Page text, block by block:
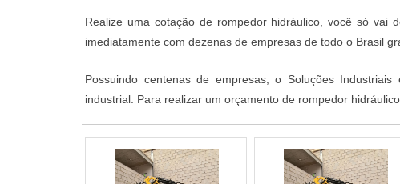
Realize uma cotação de rompedor hidráulico, você só vai
imediatamente com dezenas de empresas de todo o Brasil
Possuindo centenas de empresas, o Soluções
industrial. Para realizar um orçamento de rompedor